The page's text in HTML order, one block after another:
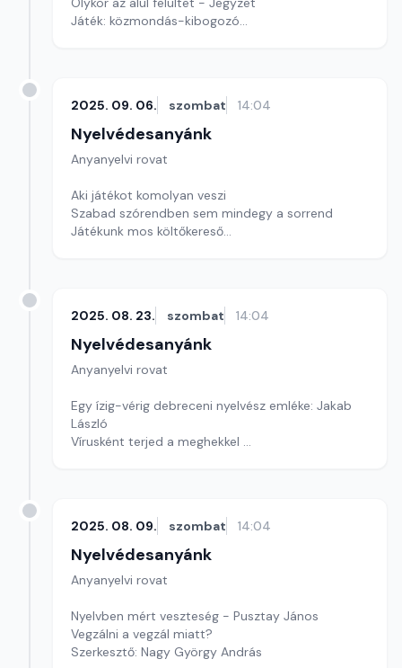
Játék: közmondás-kibogozó
2025. 09. 06. szombat 14:04
Nyelvédesanyánk
Anyanyelvi rovat
Aki játékot komolyan veszi
Szabad szórendben sem mindegy a sorrend
Játékunk mos költőkereső
2025. 08. 23. szombat 14:04
Nyelvédesanyánk
Anyanyelvi rovat
Egy ízig-vérig debreceni nyelvész emléke: Jakab
László
Vírusként terjed a meghekkel
2025. 08. 09. szombat 14:04
Nyelvédesanyánk
Anyanyelvi rovat
Nyelvben mért veszteség - Pusztay János
Vegzálni a vegzál miatt?
Szerkesztő: Nagy György András